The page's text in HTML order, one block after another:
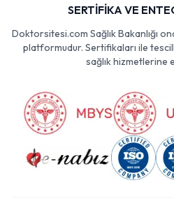
SERTİFİKA VE
Doktorsitesi.com Sağlık Bakanlığı
platformudur. Sertifikaları ile
sağlık hizmetlerine